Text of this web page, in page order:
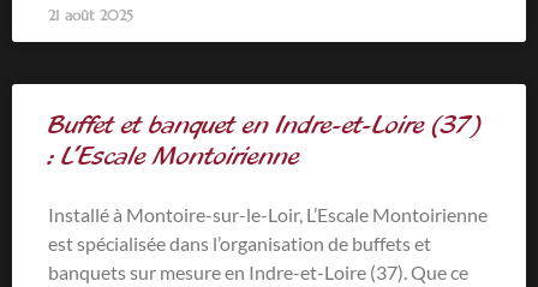
21 août 2025
Buffet et banquet en Indre-et-Loire (37)
: L’Escale Montoirienne
Installé à Montoire-sur-le-Loir, L’Escale Montoirienne
est spécialisée dans l’organisation de buffets et
banquets sur mesure en Indre-et-Loire (37). Que ce